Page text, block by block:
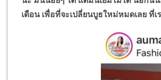
เดือน เพื่อที่จะเปลี่ยนบูธใหม่หมดเลย ที่